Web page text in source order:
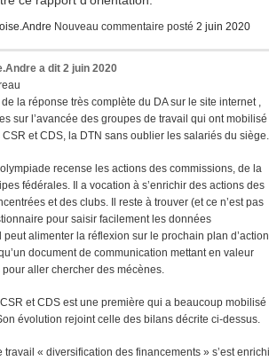
Nouveau commentaire posté 2 juin 2020
a dit 2 juin 2020
la réponse très complète du DA sur le site internet ,
sur l’avancée des groupes de travail qui ont mobilisé
et CDS, la DTN sans oublier les salariés du siège.
recense les actions des commissions, de la
fédérales. Il a vocation à s’enrichir des actions des
et des clubs. Il reste à trouver (et ce n’est pas
pour saisir facilement les données
peut alimenter la réflexion sur le prochain plan d’action
document de communication mettant en valeur
aller chercher des mécènes.
et CDS est une première qui a beaucoup mobilisé
évolution rejoint celle des bilans décrite ci-dessus.
travail « diversification des financements » s’est enrichi